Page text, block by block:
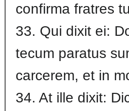
confirma fratres
33. Qui dixit ei:
tecum paratus
carcerem, et in
34. At ille dixit: